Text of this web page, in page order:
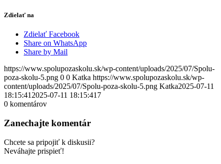
Zdielať na
Zdielať Facebook
Share on WhatsApp
Share by Mail
https://www.spolupozaskolu.sk/wp-content/uploads/2025/07/Spolu-
poza-skolu-5.png 0 0 Katka https://www.spolupozaskolu.sk/wp-
content/uploads/2025/07/Spolu-poza-skolu-5.png Katka2025-07-11
18:15:41 2025-07-11 18:15:41 7
0 komentárov
Zanechajte komentár
Chcete sa pripojiť k diskusii?
Neváhajte prispieť!